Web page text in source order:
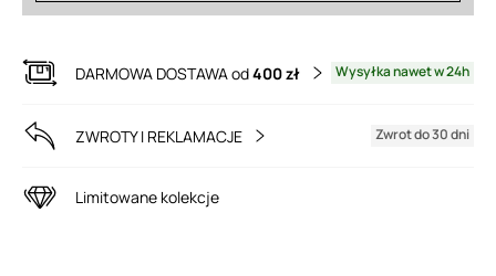
DARMOWA DOSTAWA od400 zł Wysyłka nawet w 24h
ZWROTY I REKLAMACJE Zwrot do 30 dni
Limitowane kolekcje